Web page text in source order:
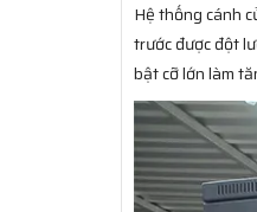
Hệ thống cánh
trước được đột
bật cỡ lớn làm